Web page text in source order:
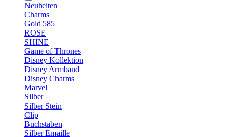
Neuheiten
Charms
Gold 585
ROSE
SHINE
Game of Thrones
Disney Kollektion
Disney Armband
Disney Charms
Marvel
Silber
Silber Stein
Clip
Buchstaben
Silber Emaille